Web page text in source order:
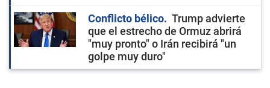
Conflicto bélico
Trump advierte
que el estrecho de Ormuz abrirá
"muy pronto" o Irán recibirá "un
golpe muy duro"